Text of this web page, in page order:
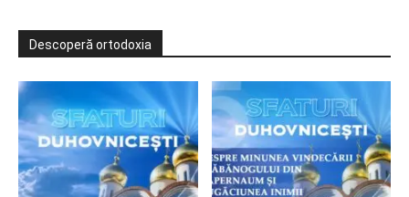
Descoperă ortodoxia